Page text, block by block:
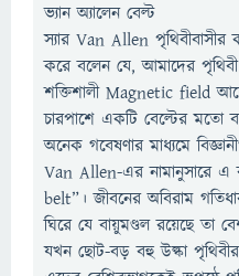
ভ্যান অ্যালেন বেল্ট
স্যার Van Allen পৃথিবীবাসীর
করে বলেন যে, আমাদের
শক্তিশালী Magnetic field
চারপাশে একটি বেল্টের মতো
অনেক গবেষণার মাধ্যমে
Van Allen-এর নামানুসারে
belt”। জীবনের অবিরাম
ঘিরে যে বায়ুমণ্ডল রয়েছে তা
যখন ছোট-বড় বহু উল্কা